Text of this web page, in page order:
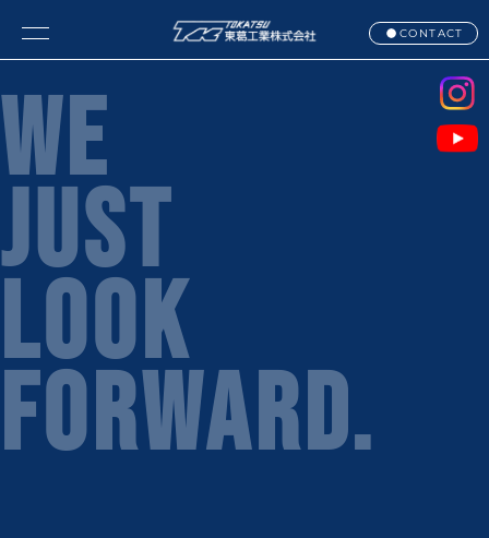
CONTACT
WE
JUST
LOOK
FORWARD.